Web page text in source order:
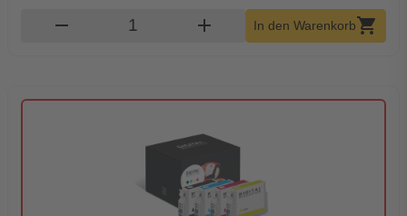
remove Produkt Warenkorb Menge
add In den Warenkorb shopping_cart